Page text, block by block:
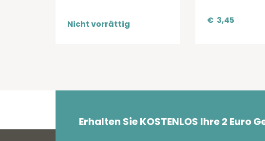
Nicht vorrättig € 3,45
Erhalten Sie KOSTENLOS Ihre 2 Euro